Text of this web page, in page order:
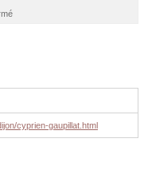
cyprien-gaupillat.html